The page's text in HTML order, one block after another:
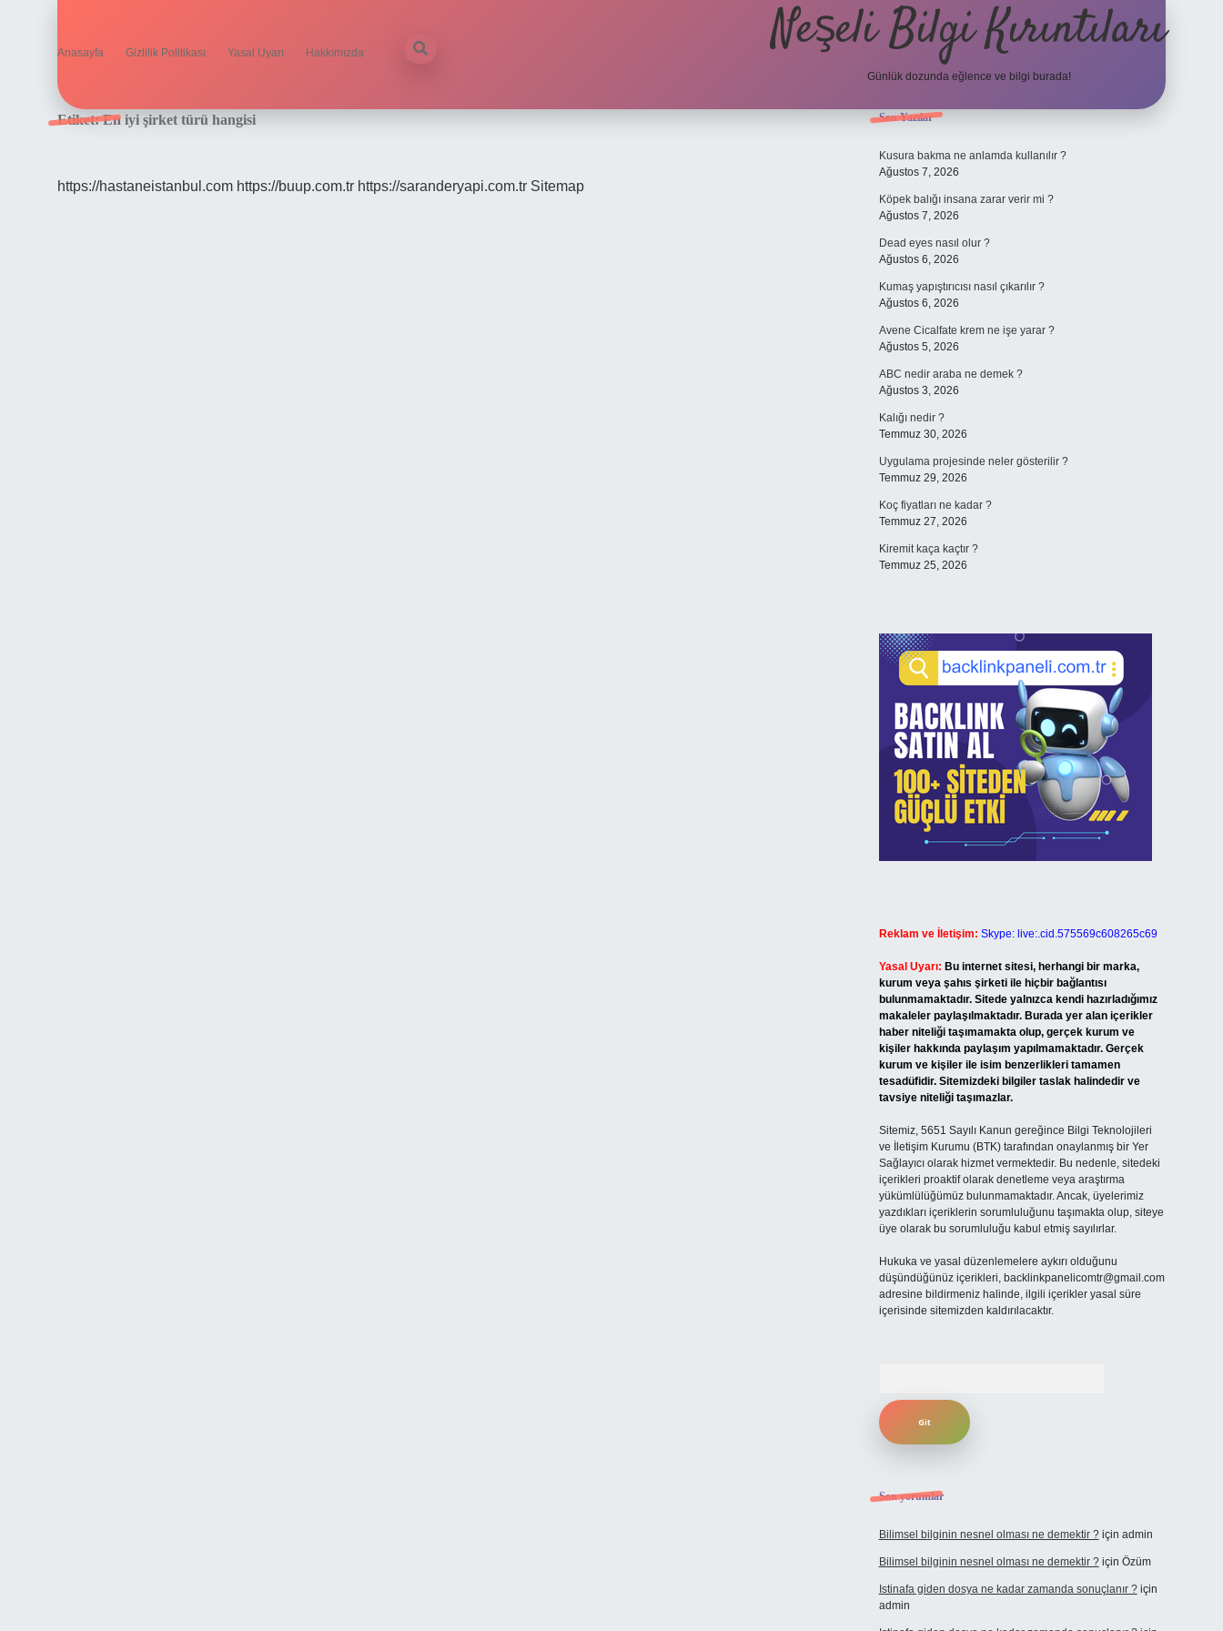
Anasayfa Gizlilik Politikası Yasal Uyarı Hakkımızda Neşeli Bilgi Kırıntıları
Günlük dozunda eğlence ve bilgi burada!
Etiket:En iyi şirket türü hangisi
https://hastaneistanbul.com https://buup.com.tr https://saranderyapi.com.tr Sitemap
Sidebar
Son Yazılar
Kusura bakma ne anlamda kullanılır ?
Ağustos 7, 2026
Köpek balığı insana zarar verir mi ?
Ağustos 7, 2026
Dead eyes nasıl olur ?
Ağustos 6, 2026
Kumaş yapıştırıcısı nasıl çıkarılır ?
Ağustos 6, 2026
Avene Cicalfate krem ne işe yarar ?
Ağustos 5, 2026
ABC nedir araba ne demek ?
Ağustos 3, 2026
Kalığı nedir ?
Temmuz 30, 2026
Uygulama projesinde neler gösterilir ?
Temmuz 29, 2026
Koç fiyatları ne kadar ?
Temmuz 27, 2026
Kiremit kaça kaçtır ?
Temmuz 25, 2026
Reklam ve İletişim: Skype: live:.cid.575569c608265c69
Yasal Uyarı: Bu internet sitesi, herhangi bir marka,
kurum veya şahıs şirketi ile hiçbir bağlantısı
bulunmamaktadır. Sitede yalnızca kendi hazırladığımız
makaleler paylaşılmaktadır. Burada yer alan içerikler
haber niteliği taşımamakta olup, gerçek kurum ve
kişiler hakkında paylaşım yapılmamaktadır. Gerçek
kurum ve kişiler ile isim benzerlikleri tamamen
tesadüfidir. Sitemizdeki bilgiler taslak halindedir ve
tavsiye niteliği taşımazlar.
Sitemiz, 5651 Sayılı Kanun gereğince Bilgi Teknolojileri
ve İletişim Kurumu (BTK) tarafından onaylanmış bir Yer
Sağlayıcı olarak hizmet vermektedir. Bu nedenle, sitedeki
içerikleri proaktif olarak denetleme veya araştırma
yükümlülüğümüz bulunmamaktadır. Ancak, üyelerimiz
yazdıkları içeriklerin sorumluluğunu taşımakta olup, siteye
üye olarak bu sorumluluğu kabul etmiş sayılırlar.
Hukuka ve yasal düzenlemelere aykırı olduğunu
düşündüğünüz içerikleri, backlinkpanelicomtr@gmail.com
adresine bildirmeniz halinde, ilgili içerikler yasal süre
içerisinde sitemizden kaldırılacaktır.
Son yorumlar
Bilimsel bilginin nesnel olması ne demektir ?için admin
Bilimsel bilginin nesnel olması ne demektir ?için Özüm
Istinafa giden dosya ne kadar zamanda sonuçlanır ?için
admin